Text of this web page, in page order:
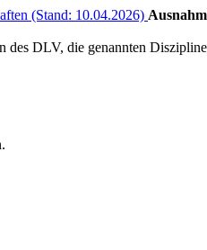
(Stand: 10.04.2026)
DLV, die genannten